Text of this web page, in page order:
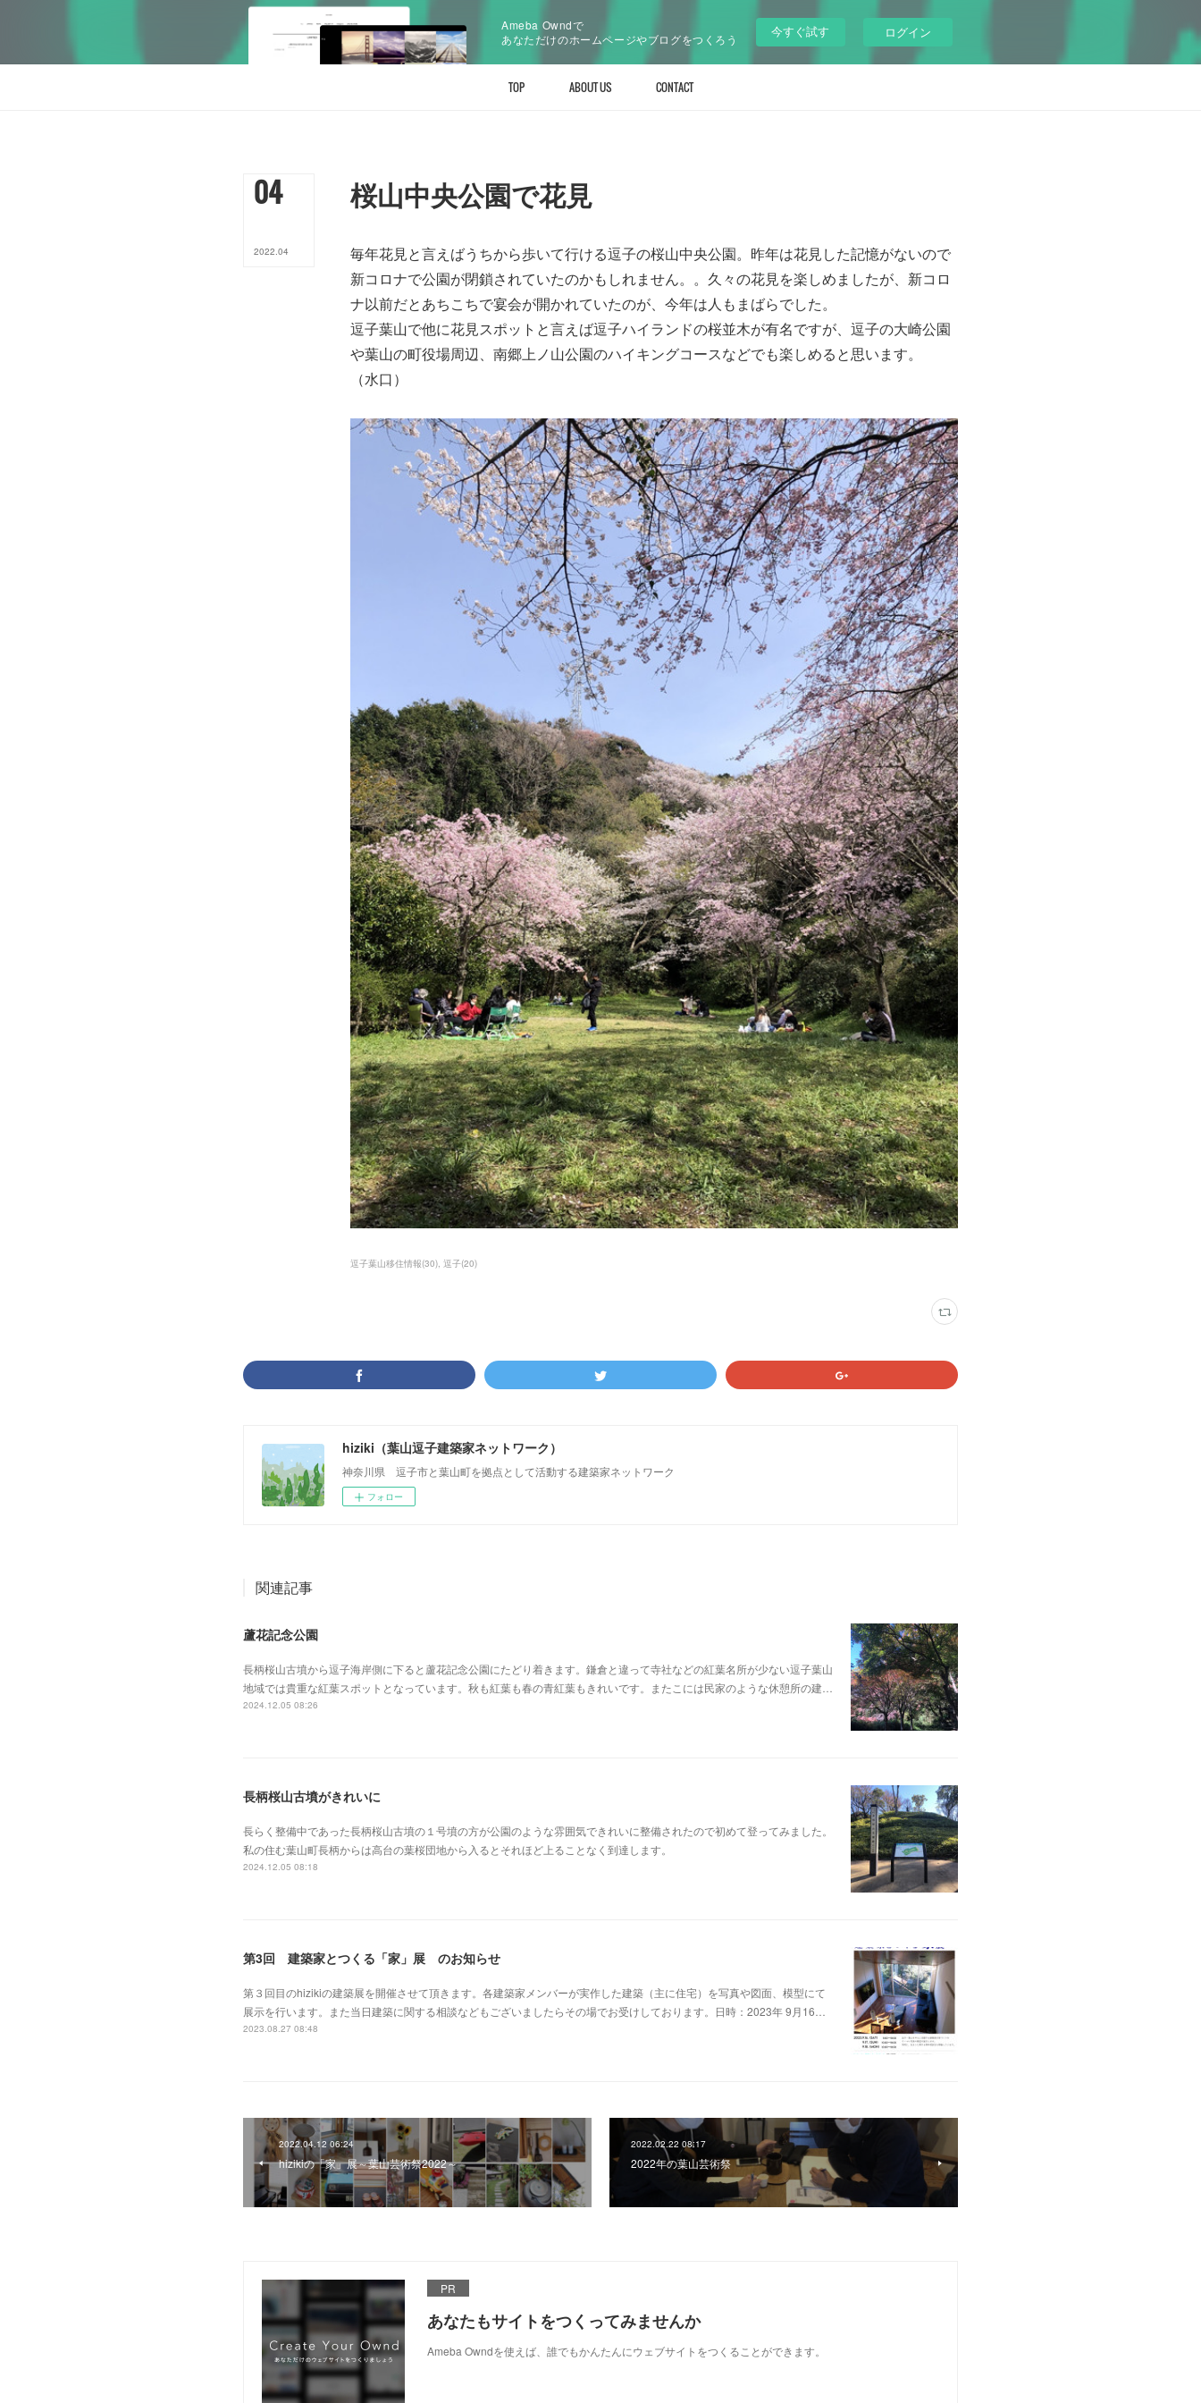
Ameba Owndで
あなただけのホームページやブログをつくろう
今すぐ試す ログイン
TOP ABOUT US CONTACT
04
2022.04
桜山中央公園で花見
毎年花見と言えばうちから歩いて行ける逗子の桜山中央公園。昨年は花見した記憶がないので
新コロナで公園が閉鎖されていたのかもしれません。。久々の花見を楽しめましたが、新コロ
ナ以前だとあちこちで宴会が開かれていたのが、今年は人もまばらでした。
逗子葉山で他に花見スポットと言えば逗子ハイランドの桜並木が有名ですが、逗子の大崎公園
や葉山の町役場周辺、南郷上ノ山公園のハイキングコースなどでも楽しめると思います。
（水口）
逗子葉山移住情報(30) 逗子(20)
hiziki（葉山逗子建築家ネットワーク）
神奈川県 逗子市と葉山町を拠点として活動する建築家ネットワーク
フォロー
関連記事
蘆花記念公園
長柄桜山古墳から逗子海岸側に下ると蘆花記念公園にたどり着きます。鎌倉と違って寺社などの紅葉名所が少ない逗子葉山
地域では貴重な紅葉スポットとなっています。秋も紅葉も春の青紅葉もきれいです。またこには民家のような休憩所の建…
2024.12.05 08:26
長柄桜山古墳がきれいに
長らく整備中であった長柄桜山古墳の１号墳の方が公園のような雰囲気できれいに整備されたので初めて登ってみました。
私の住む葉山町長柄からは高台の葉桜団地から入るとそれほど上ることなく到達します。
2024.12.05 08:18
第3回 建築家とつくる「家」展 のお知らせ
第３回目のhizikiの建築展を開催させて頂きます。各建築家メンバーが実作した建築（主に住宅）を写真や図面、模型にて
展示を行います。また当日建築に関する相談などもございましたらその場でお受けしております。日時：2023年 9月16…
2023.08.27 08:48
2022.04.12 06:24
hizikiの「家」展～葉山芸術祭2022～
2022.02.22 08:17
2022年の葉山芸術祭
PR
あなたもサイトをつくってみませんか
Ameba Owndを使えば、誰でもかんたんにウェブサイトをつくることができます。